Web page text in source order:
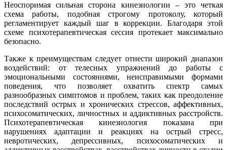
Неоспоримая сильная сторона кинезиологии – это четкая
схема работы, подобная строгому протоколу, который
регламентирует каждый шаг в коррекции. Благодаря этой
схеме психотерапевтическая сессия протекает максимально
безопасно.
Также к преимуществам следует отнести широкий диапазон
воздействий: от телесных упражнений до работы с
эмоциональными состояниями, неисправимыми формами
поведения, что позволяет охватить спектр самых
разнообразных симптомов и проблем, таких как преодоление
последствий острых и хронических стрессов, аффективных,
психосоматических, личностных и аддиктивных расстройств.
Психотерапевтическая кинезиология показана при
нарушениях адаптации и реакциях на острый стресс,
невротических, депрессивных, психосоматических и